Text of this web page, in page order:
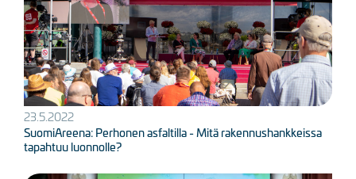
23.5.2022
SuomiAreena: Perhonen asfaltilla - Mitä rakennushankkeissa
tapahtuu luonnolle?